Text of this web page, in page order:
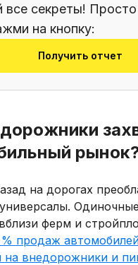
все секреты!
на кнопку:
Получить отчет
на дорогах
ферм и
продаж
на внедорожники и